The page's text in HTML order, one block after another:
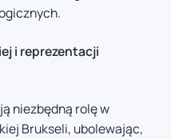
i reprezentacji
niezbędną rolę w
Brukseli, ubolewając,